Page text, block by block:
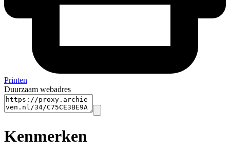
Printen
Duurzaam webadres
Kenmerken